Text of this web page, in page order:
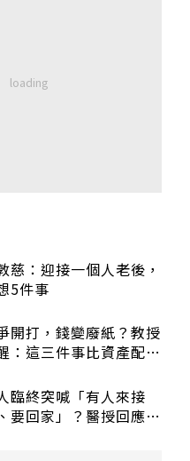
慈：迎接一個人老後，
5件事
開打，錢變廢紙？教授
：這三件事比資產配置
臨終突喊「有人來接
要回家」？醫授回應方